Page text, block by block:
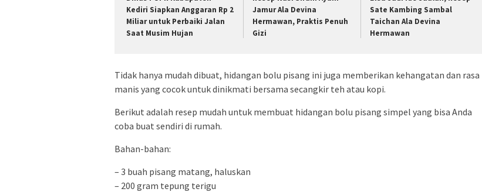
Kediri Siapkan Anggaran Rp 2
Miliar untuk Perbaiki Jalan
Saat Musim Hujan
Jamur Ala Devina
Hermawan, Praktis Penuh
Gizi
Sate Kambing Sambal
Taichan Ala Devina
Hermawan
Tidak hanya mudah dibuat, hidangan bolu pisang ini juga memberikan kehangatan dan rasa
manis yang cocok untuk dinikmati bersama secangkir teh atau kopi.
Berikut adalah resep mudah untuk membuat hidangan bolu pisang simpel yang bisa Anda
coba buat sendiri di rumah.
Bahan-bahan:
– 3 buah pisang matang, haluskan
– 200 gram tepung terigu